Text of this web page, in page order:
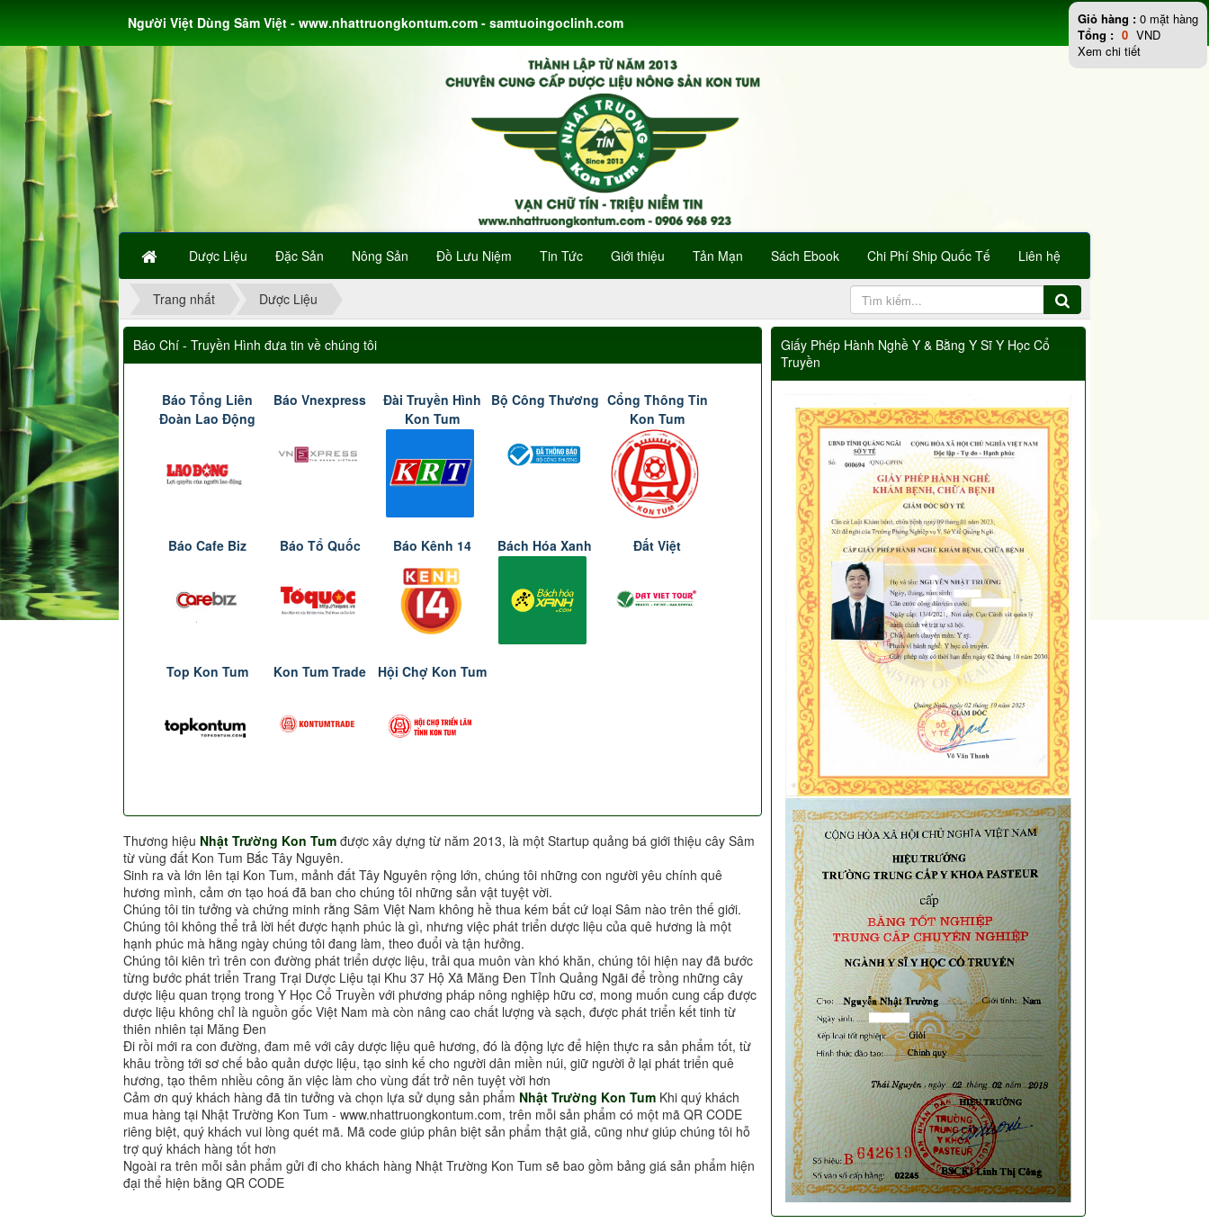
Dược Liệu Đặc Sản Nông Sản Đồ Lưu Niệm Tin Tức Giới thiệu Tản Mạn Sách Ebook Chi Phí Ship Quốc Tế Liên hệ
Người Việt Dùng Sâm Việt - www.nhattruongkontum.com - samtuoingoclinh.com
Trang nhất Dược Liệu
Báo Chí - Truyền Hình đưa tin về chúng tôi
Báo Tổng Liên
Đoàn Lao Động
Báo Vnexpress
Đài Truyền Hình
Kon Tum
Bộ Công Thương Cổng Thông Tin
Kon Tum
Báo Cafe Biz Báo Tổ Quốc Báo Kênh 14 Bách Hóa Xanh Đất Việt
Top Kon Tum Kon Tum Trade Hội Chợ Kon Tum
Thương hiệu Nhật Trường Kon Tum được xây dựng từ năm 2013, là một Startup quảng bá giới thiệu cây Sâm
từ vùng đất Kon Tum Bắc Tây Nguyên.
Sinh ra và lớn lên tại Kon Tum, mảnh đất Tây Nguyên rộng lớn, chúng tôi những con người yêu chính quê
hương mình, cảm ơn tạo hoá đã ban cho chúng tôi những sản vật tuyệt vời.
Chúng tôi tin tưởng và chứng minh rằng Sâm Việt Nam không hề thua kém bất cứ loại Sâm nào trên thế giới.
Chúng tôi không thể trả lời hết được hạnh phúc là gì, nhưng việc phát triển dược liệu của quê hương là một
hạnh phúc mà hằng ngày chúng tôi đang làm, theo đuổi và tận hưởng.
Chúng tôi kiên trì trên con đường phát triển dược liệu, trải qua muôn vàn khó khăn, chúng tôi hiện nay đã bước
từng bước phát triển Trang Trại Dược Liệu tại Khu 37 Hộ Xã Măng Đen Tỉnh Quảng Ngãi để trồng những cây
dược liệu quan trọng trong Y Học Cổ Truyền với phương pháp nông nghiệp hữu cơ, mong muốn cung cấp được
dược liệu không chỉ là nguồn gốc Việt Nam mà còn nâng cao chất lượng và sạch, được phát triển kết tinh từ
thiên nhiên tại Măng Đen
Đi rồi mới ra con đường, đam mê với cây dược liệu quê hương, đó là động lực để hiện thực ra sản phẩm tốt, từ
khâu trồng tới sơ chế bảo quản dược liệu, tạo sinh kế cho người dân miền núi, giữ người ở lại phát triển quê
hương, tạo thêm nhiều công ăn việc làm cho vùng đất trở nên tuyệt vời hơn
Cảm ơn quý khách hàng đã tin tưởng và chọn lựa sử dụng sản phẩm Nhật Trường Kon Tum Khi quý khách
mua hàng tại Nhật Trường Kon Tum - www.nhattruongkontum.com, trên mỗi sản phẩm có một mã QR CODE
riêng biệt, quý khách vui lòng quét mã. Mã code giúp phân biệt sản phẩm thật giả, cũng như giúp chúng tôi hỗ
trợ quý khách hàng tốt hơn
Ngoài ra trên mỗi sản phẩm gửi đi cho khách hàng Nhật Trường Kon Tum sẽ bao gồm bảng giá sản phẩm hiện
đại thể hiện bằng QR CODE
Giấy Phép Hành Nghề Y & Bằng Y Sĩ Y Học Cổ
Truyền
Giỏ hàng : 0 mặt hàng
Tổng : 0 VND
Xem chi tiết